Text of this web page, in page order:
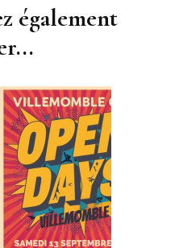
également